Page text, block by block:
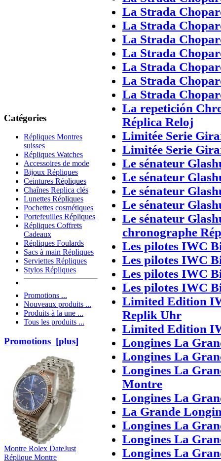
Catégories
Répliques Montres
suisses
Répliques Watches
Accessoires de mode
Bijoux Répliques
Ceintures Répliques
Chaînes Replica clés
Lunettes Répliques
Pochettes cosmétiques
Portefeuilles Répliques
Répliques Coffrets
Cadeaux
Répliques Foulards
Sacs à main Répliques
Serviettes Répliques
Stylos Répliques
Promotions ...
Nouveaux produits ...
Produits à la une ...
Tous les produits ...
Promotions [plus]
Montre Rolex DateJust
Réplique Montre
La Strada
La Strada
La Strada
La Strada
La Strada
La Strada
La Strada
La repetición
Réplica Reloj
Limitée Serie
Limitée Serie
Le sénateur
Le sénateur
Le sénateur
Le sénateur
Le sénateur
chronographe
Les pilotes IWC
Les pilotes IWC
Les pilotes IWC
Les pilotes IWC
Limited Edition
Replik Uhr
Limited Edition
Longines La
Longines La
Longines La
Montre
Longines La
La Grande
Longines La
Longines La
Longines La